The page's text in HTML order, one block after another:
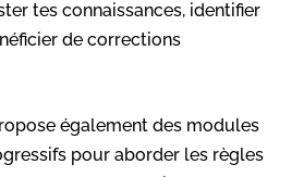
tes connaissances, identifier
de corrections
également des modules
pour aborder les règles